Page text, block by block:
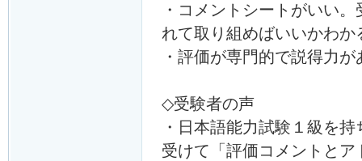
・コメントシートがいい
れて取り組めばいいかわか
・評価が専門的で説得力が
◇受験者の声
・日本語能力試験１級を
受けて「評価コメントと